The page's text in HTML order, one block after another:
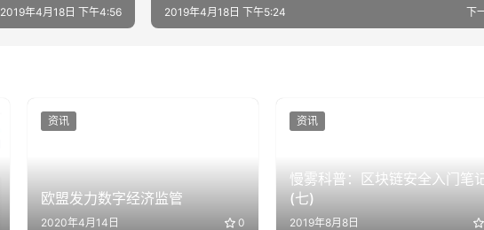
2019年4月18日 下午4:56 下
2019年4月18日 下午5:24
欧盟发力数字经济监管
2020年4月14日 0
资讯
慢雾科普：区块链安全入门笔
(七)
2019年8月8日
资讯